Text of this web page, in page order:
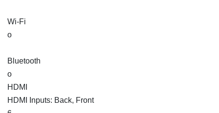
Wi-Fi
o
Bluetooth
o
HDMI
HDMI Inputs: Back, Front